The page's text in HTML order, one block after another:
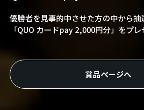
優勝者を見事的中させた方の中から抽
「QUO カードpay 2,000円分」をプレ
賞品ページへ